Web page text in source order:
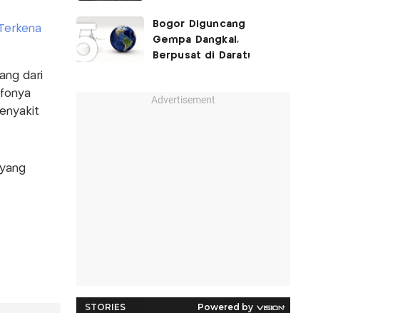
dari
Bogor Diguncang
Gempa Dangkal,
Berpusat di Darat!
Advertisement